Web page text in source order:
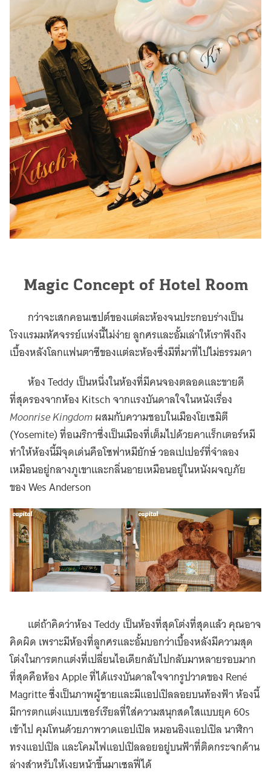
Magic Concept of Hotel Room
กว่าจะเสกคอนเซปต์ของแต่ละห้องจนประกอบร่างเป็น
โรงแรมมหัศจรรย์แห่งนี้ไม่ง่าย ลูกศรและอั้มเล่าให้เราฟังถึง
เบื้องหลังโลกแฟนตาซีของแต่ละห้องซึ่งมีที่มาที่ไปไม่ธรรมดา
ห้อง Teddy เป็นหนึ่งในห้องที่มีคนจองตลอดและขายดี
ที่สุดรองจากห้อง Kitsch จากแรงบันดาลใจในหนังเรื่อง
Moonrise Kingdomผสมกับความชอบในเมืองโยเซมิตี
(Yosemite) ที่อเมริกาซึ่งเป็นเมืองที่เต็มไปด้วยคาแร็กเตอร์หมี
ทำให้ห้องนี้มีจุดเด่นคือโซฟาหมียักษ์ วอลเปเปอร์ที่จำลอง
เหมือนอยู่กลางภูเขาและกลิ่นอายเหมือนอยู่ในหนังผจญภัย
ของ Wes Anderson
แต่ถ้าคิดว่าห้อง Teddy เป็นห้องที่สุดโต่งที่สุดแล้ว คุณอาจ
คิดผิด เพราะมีห้องที่ลูกศรและอั้มบอกว่าเบื้องหลังมีความสุด
โต่งในการตกแต่งที่เปลี่ยนไอเดียกลับไปกลับมาหลายรอบมาก
ที่สุดคือห้อง Apple ที่ได้แรงบันดาลใจจากรูปวาดของ René
Magritte ซึ่งเป็นภาพผู้ชายและมีแอปเปิลลอยบนท้องฟ้า ห้องนี้
มีการตกแต่งแบบเซอร์เรียลที่ใส่ความสนุกสดใสแบบยุค 60s
เข้าไป คุมโทนด้วยภาพวาดแอปเปิล หมอนอิงแอปเปิล นาฬิกา
ทรงแอปเปิล และโคมไฟแอปเปิลลอยอยู่บนฟ้าที่ติดกระจกด้าน
ล่างสำหรับให้เงยหน้าขึ้นมาเซลฟี่ได้